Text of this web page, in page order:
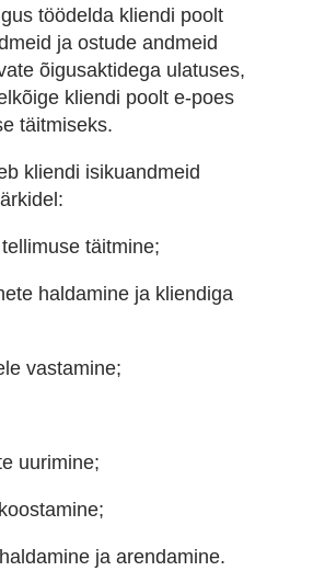
töödelda kliendi poolt
ja ostude andmeid
õigusaktidega ulatuses,
kliendi poolt e-poes
täitmiseks.
kliendi isikuandmeid
täitmine;
haldamine ja kliendiga
vastamine;
uurimine;
ja arendamine.